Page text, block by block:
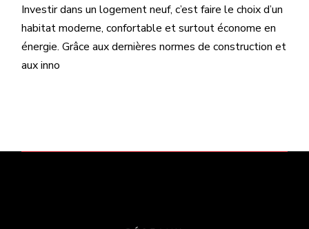
Investir dans un logement neuf, c’est faire le choix d’un
habitat moderne, confortable et surtout économe en
énergie. Grâce aux dernières normes de construction et
aux inno